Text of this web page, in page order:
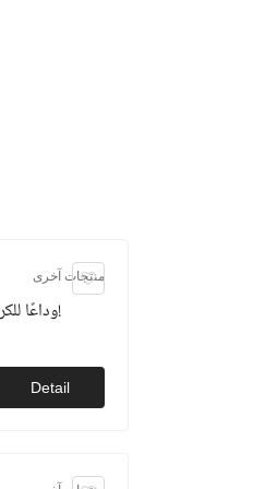
منتجات آخرى
وداعًا للكرش مع سيليري!
Detail